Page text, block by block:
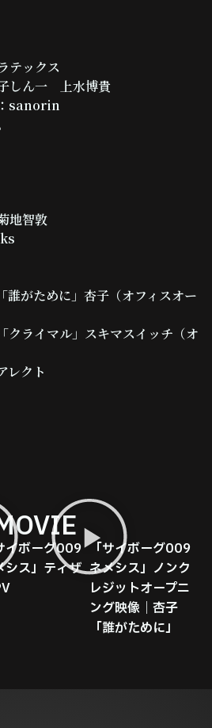
テックス
しん一 上水博貴
sanorin
地智敦
誰がために」杏子（オフィスオー
クライマル」スキマスイッチ（オ
レクト
イボーグ009
シス」ティザ
「サイボーグ009
ネメシス」ノンク
レジットオープニ
ング映像｜杏子
「誰がために」